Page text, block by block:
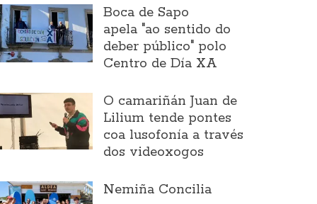
Boca de Sapo
apela "ao sentido do
deber público" polo
Centro de Día XA
O camariñán Juan de
Lilium tende pontes
coa lusofonía a través
dos videoxogos
Nemiña Concilia